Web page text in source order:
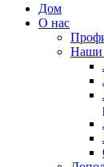
Дом
О нас
Наши